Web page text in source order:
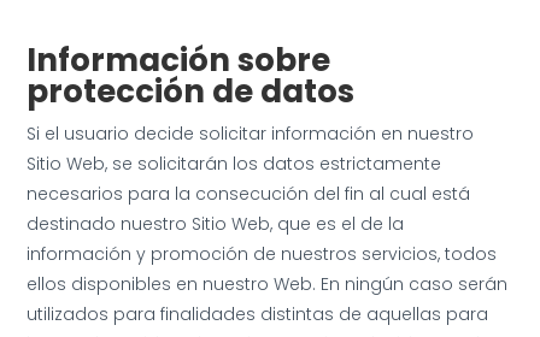
Información sobre
protección de datos
Si el usuario decide solicitar información en nuestro
Sitio Web, se solicitarán los datos estrictamente
necesarios para la consecución del fin al cual está
destinado nuestro Sitio Web, que es el de la
información y promoción de nuestros servicios, todos
ellos disponibles en nuestro Web. En ningún caso serán
utilizados para finalidades distintas de aquellas para